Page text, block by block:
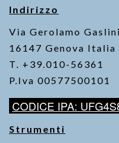
Indirizzo
Via Gerolamo
16147 Genova Italia
T. +39.010-56361
P.Iva 00577500101
CODICE IPA:
Strumenti